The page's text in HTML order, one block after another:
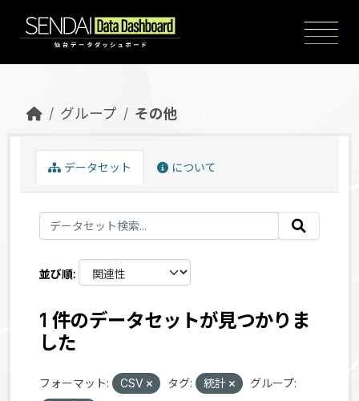
グループ その他
データセット について
並び順
1 件のデータセットが見つかりま
した
フォーマット: CSV タグ: 統計
グループ: